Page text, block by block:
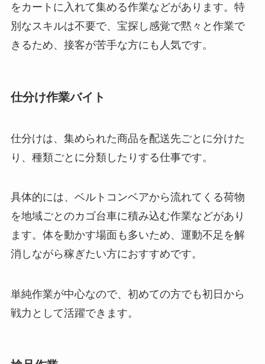
をカートに入れて集める作業などがあります。特
別なスキルは不要で、宝探し感覚で黙々と作業で
きるため、接客が苦手な方にも人気です。
仕分け作業バイト
仕分けは、集められた商品を配送先ごとに分けた
り、種類ごとに分類したりする仕事です。
具体的には、ベルトコンベアから流れてくる荷物
を地域ごとのカゴ台車に積み込む作業などがあり
ます。体を動かす場面も多いため、運動不足を解
消しながら稼ぎたい方におすすめです。
単純作業が中心なので、初めての方でも初日から
戦力として活躍できます。